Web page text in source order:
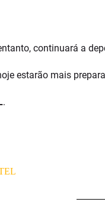
continuará a
estarão mais
.